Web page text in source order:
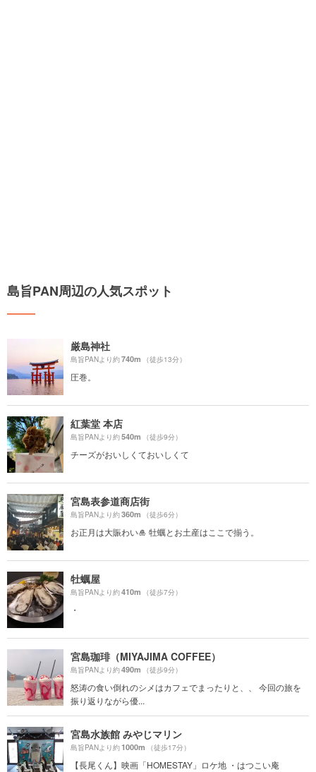
島旨PAN周辺の人気スポット
厳島神社
島旨PANより約740m （徒歩13分）
圧巻。
紅葉堂 本店
島旨PANより約540m （徒歩9分）
チーズがおいしくておいしくて
宮島表参道商店街
島旨PANより約360m （徒歩6分）
お正月は大賑わい🎍 牡蠣とお土産はここで揃う。
牡蠣屋
島旨PANより約410m （徒歩7分）
・
宮島珈琲（MIYAJIMA COFFEE）
島旨PANより約490m （徒歩9分）
怒涛の食い倒れのシメはカフェでまったりと、、 今回の旅を
振り返りながら優...
宮島水族館 みやじマリン
島旨PANより約1000m （徒歩17分）
【長尾くん】映画「HOMESTAY」ロケ地 ・はつこい庵